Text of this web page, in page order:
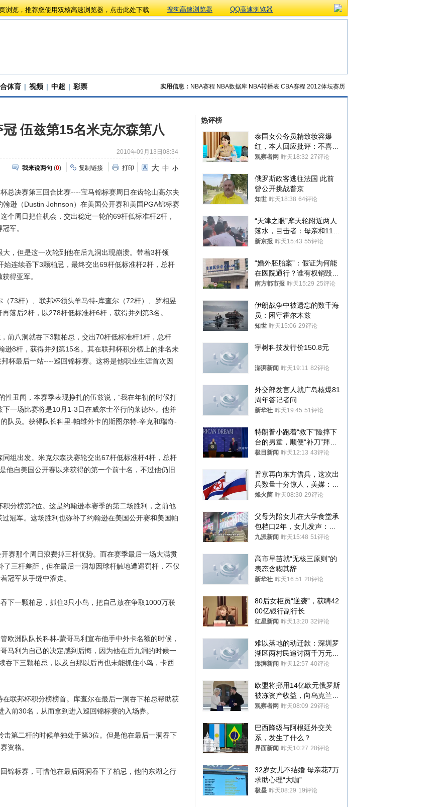
浏览，推荐您使用双核高速浏览器，点击此处下载 搜狗高速浏览器 QQ高速浏览器
体育 | 视频 | 中超 | 彩票 实用信息： NBA赛程 NBA数据库 NBA转播表 CBA赛程 2012体坛赛历
伍兹第15名米克尔森第八
2010年09月13日08:34
我来说两句 (0) 复制链接 打印 大 中 小
决赛第三回合比赛----宝马锦标赛周日在齿轮山高尔夫
逊（Dustin Johnson）在美国公开赛和美国PGA锦标赛
个周日把住机会，交出稳定一轮的69杆低标准杆2杆，
军。
但是这一次轮到他在后九洞出现崩溃。带着3杆领
连续吞下3颗柏忌，最终交出69杆低标准杆2杆，总杆
得亚军。
杆）、联邦杯领头羊马特-库查尔（72杆）、罗相昱
落后2杆，以278杆低标准杆6杆，获得并列第3名。
八洞就吞下3颗柏忌，交出70杆低标准杆1杆，总杆
逊8杆，获得并列第15名。其在联邦杯积分榜上的排名未
杯最后一站----巡回锦标赛。这将是他职业生涯首次因
丑闻，本赛季表现挣扎的伍兹说，“我在年初的时候打
一场比赛将是10月1-3日在威尔士举行的莱德杯。他并
队员。获得队长科里-帕维外卡的斯图尔特-辛克和瑞奇-
出发。米克尔森决赛轮交出67杆低标准杆4杆，总杆
他自美国公开赛以来获得的第一个前十名，不过他仍旧
榜第2位。这是约翰逊本赛季的第二场胜利，之前他
冠军。这场胜利也弥补了约翰逊在美国公开赛和美国帕
那个周日浪费掉三杆优势。而在赛季最后一场大满贯
三杆差距，但在最后一洞却因球杆触地遭遇罚杆，不仅
冠军从手缝中溜走。
一颗柏忌，抓住3只小鸟，把自己放在争取1000万联
洲队队长科林-蒙哥马利宣布他手中外卡名额的时候，
马利为自己的决定感到后悔，因为他在后九洞的时候一
吞下三颗柏忌，以及自那以后再也未能抓住小鸟，卡西
邦杯积分榜榜首。库查尔在最后一洞吞下柏忌帮助获
前30名，从而拿到进入巡回锦标赛的入场券。
第二杆的时候单独处于第3位。但是他在最后一洞吞下
资格。
标赛，可惜他在最后两洞吞下了柏忌，他的东湖之行
热评榜
泰国女公务员精致妆容爆
红，本人回应批评：不喜欢
就别看
观察者网 昨天18:32 27评论
俄罗斯政客逃往法国 此前
曾公开挑战普京
知世 昨天18:38 64评论
“天津之眼”摩天轮附近两人
落水，目击者：母亲和11岁
儿子先后被打捞上岸
新京报 昨天15:43 55评论
“婚外胚胎案”：假证为何能
在医院通行？谁有权销毁胚
胎？
南方都市报 昨天15:29 25评论
伊朗战争中被遗忘的数千海
员：困守霍尔木兹
知世 昨天15:06 29评论
宇树科技发行价150.8元
澎湃新闻 昨天19:11 82评论
外交部发言人就广岛核爆81
周年答记者问
新华社 昨天19:45 51评论
特朗普小跑着“救下”险摔下
台的男童，顺便“补刀”拜
登：“我可不想他像拜登一
极目新闻 昨天12:13 43评论
普京再向东方借兵，这次出
兵数量十分惊人，美媒：俄
朝要动真格？
烽火菌 昨天08:30 29评论
父母为陪女儿在大学食堂承
包档口2年，女儿发声：初
衷是为了陪伴，毕业后将不
九派新闻 昨天15:48 51评论
高市早苗就“无核三原则”的
表态含糊其辞
新华社 昨天16:51 20评论
80后女柜员“逆袭”，获聘42
00亿银行副行长
红星新闻 昨天13:20 32评论
难以落地的动迁款：深圳罗
湖区两村民追讨两千万元动
迁款八年未果
澎湃新闻 昨天12:57 40评论
欧盟将挪用14亿欧元俄罗斯
被冻资产收益，向乌克兰提
供援助
观察者网 昨天08:09 29评论
巴西降级与阿根廷外交关
系，发生了什么？
界面新闻 昨天10:27 28评论
32岁女儿不结婚 母亲花7万
求助心理“大咖”
极昼 昨天08:29 19评论